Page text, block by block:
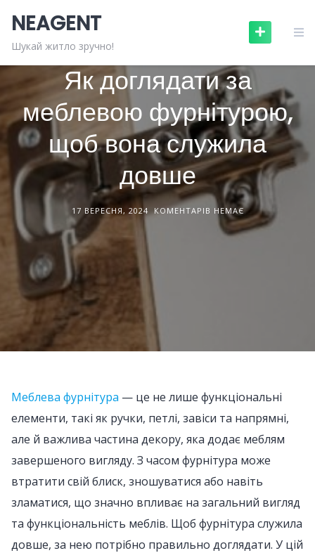
content
NEAGENT
Шукай житло зручно!МЕБЛІ ТА ПОБУТОВА ТЕХНІКА СТАТТІ
Як доглядати за
меблевою фурнітурою,
щоб вона служила
довше
17 ВЕРЕСНЯ, 2024 КОМЕНТАРІВ НЕМАЄ
Меблева фурнітура — це не лише функціональні
елементи, такі як ручки, петлі, завіси та напрямні,
але й важлива частина декору, яка додає меблям
завершеного вигляду. З часом фурнітура може
втратити свій блиск, зношуватися або навіть
зламатися, що значно впливає на загальний вигляд
та функціональність меблів. Щоб фурнітура служила
довше, за нею потрібно правильно доглядати. У цій